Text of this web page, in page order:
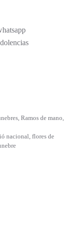
, Ramos de mano,
nacional, flores de